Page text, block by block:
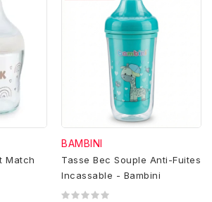
Match
BAMBINI
Tasse Bec Souple Anti-Fuites
Incassable - Bambini